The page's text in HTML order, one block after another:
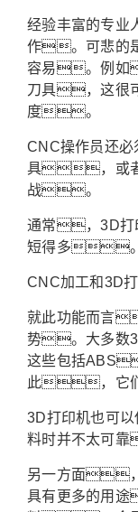
经验丰富的专业
作。可悲的
容易。例如
刀具，这很
度。
CNC操作员还必
具，或者
战。
通常，3D打
短得多
CNC加工和3D
就此功能而言
势。大多数
这些包括
此，它
3D打印机也可
料时并不太可
另一方面
具有更多的用